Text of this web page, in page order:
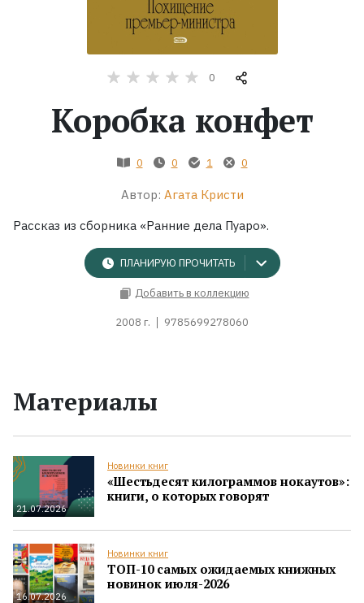
Экранизации
0
Коробка конфет
0 0 1 0
Автор: Агата Кристи
Рассказ из сборника «Ранние дела Пуаро».
ПЛАНИРУЮ ПРОЧИТАТЬ
Добавить в коллекцию
2008 г. 9785699278060
Материалы
21.07.2026
Новинки книг
«Шестьдесят килограммов нокаутов»:
книги, о которых говорят
16.07.2026
Новинки книг
ТОП-10 самых ожидаемых книжных
новинок июля-2026